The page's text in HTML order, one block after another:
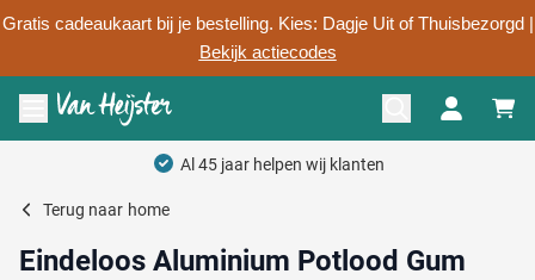
Gratis cadeaukaart bij je bestelling. Kies: Dagje Uit of Thuisbezorgd |
Bekijk actiecodes
Ga naar de inhoud
Menu openen
Al 45 jaar helpen wij klanten
Terug naar home
Eindeloos Aluminium Potlood Gum